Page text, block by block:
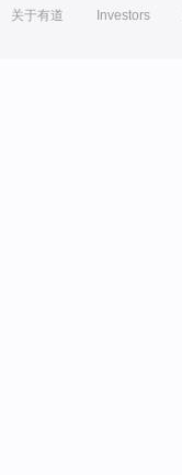
关于有道 Investors